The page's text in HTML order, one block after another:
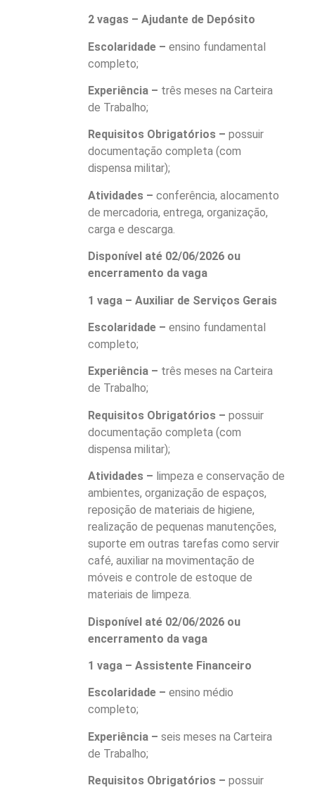
2 vagas – Ajudante de Depósito
Escolaridade – ensino fundamental
completo;
Experiência – três meses na Carteira
de Trabalho;
Requisitos Obrigatórios – possuir
documentação completa (com
dispensa militar);
Atividades – conferência, alocamento
de mercadoria, entrega, organização,
carga e descarga.
Disponível até 02/06/2026 ou
encerramento da vaga
1 vaga – Auxiliar de Serviços Gerais
Escolaridade – ensino fundamental
completo;
Experiência – três meses na Carteira
de Trabalho;
Requisitos Obrigatórios – possuir
documentação completa (com
dispensa militar);
Atividades – limpeza e conservação de
ambientes, organização de espaços,
reposição de materiais de higiene,
realização de pequenas manutenções,
suporte em outras tarefas como servir
café, auxiliar na movimentação de
móveis e controle de estoque de
materiais de limpeza.
Disponível até 02/06/2026 ou
encerramento da vaga
1 vaga – Assistente Financeiro
Escolaridade – ensino médio
completo;
Experiência – seis meses na Carteira
de Trabalho;
Requisitos Obrigatórios – possuir